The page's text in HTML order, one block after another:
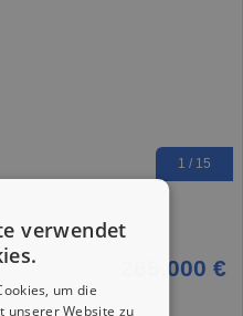
1 / 15
265.000 €
verwendet
um die
unserer Website zu